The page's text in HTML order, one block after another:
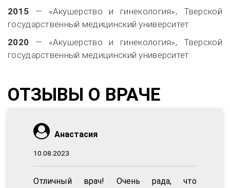
2015 — «Акушерство и гинекология», Тверской
государственный медицинский университет
2020 — «Акушерство и гинекология», Тверской
государственный медицинский университет
ОТЗЫВЫ О ВРАЧЕ
Анастасия
10.08.2023
Отличный врач! Очень рада, что